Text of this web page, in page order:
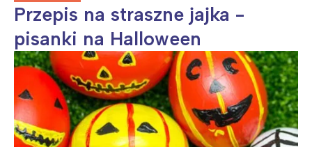
Przepis na straszne jajka -
pisanki na Halloween